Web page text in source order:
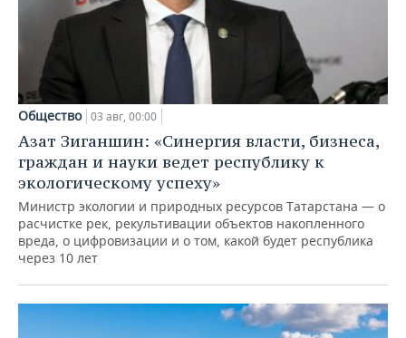
Общество 03 авг, 00:00
Азат Зиганшин: «Синергия власти, бизнеса,
граждан и науки ведет республику к
экологическому успеху»
Министр экологии и природных ресурсов Татарстана — о
расчистке рек, рекультивации объектов накопленного
вреда, о цифровизации и о том, какой будет республика
через 10 лет